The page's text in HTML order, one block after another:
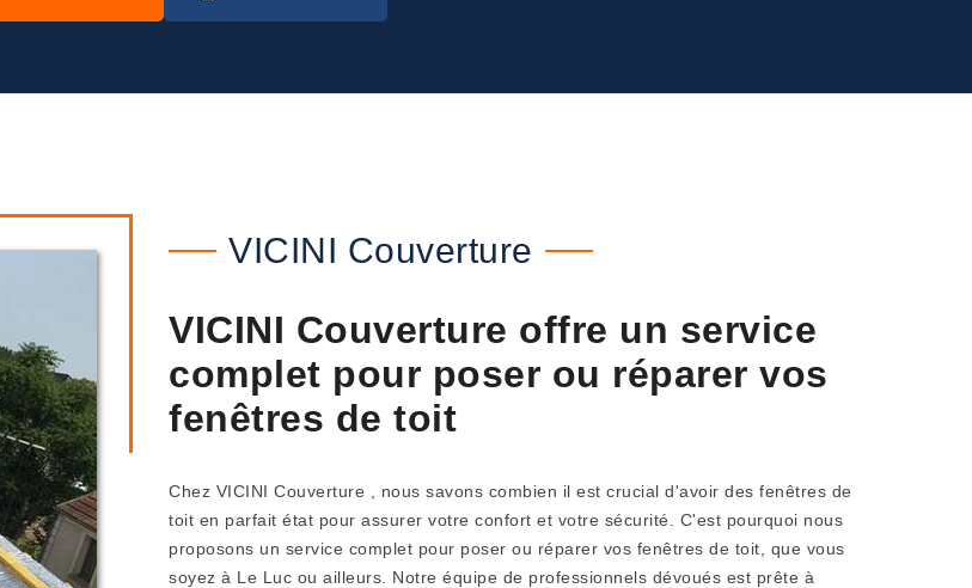
VICINI Couverture
VICINI Couverture offre un service
complet pour poser ou réparer vos
fenêtres de toit
Chez VICINI Couverture , nous savons combien il est crucial d'avoir des fenêtres de
toit en parfait état pour assurer votre confort et votre sécurité. C'est pourquoi nous
proposons un service complet pour poser ou réparer vos fenêtres de toit, que vous
soyez à Le Luc ou ailleurs. Notre équipe de professionnels dévoués est prête à